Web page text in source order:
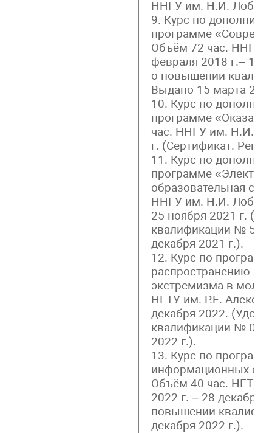
ННГУ им. Н.И.
9. Курс по
программе
Объём 72 час. ННГУ
февраля 2018 г.– 15
о повышении
Выдано 15 марта
10. Курс по
программе
час. ННГУ им. Н.И.
г. (Сертификат. Рег
11. Курс по
программе
образовательная
ННГУ им. Н.И.
25 ноября 2021 г.
квалификации №
декабря 2021 г.).
12. Курс по
распространению
экстремизма в
НГТУ им. Р.Е.
декабря 2022.
квалификации №
2022 г.).
13. Курс по
информационных
Объём 40 час. НГТУ
2022 г. – 28 декабря
повышении
декабря 2022 г.).